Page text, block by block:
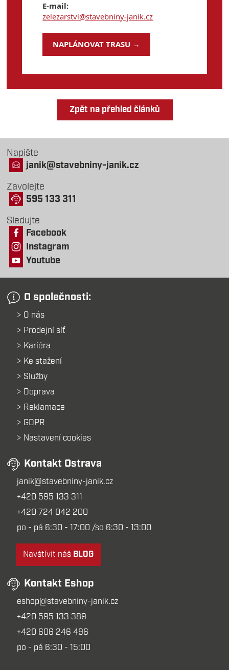
E-mail:
zelezarstvi@stavebniny-janik.cz
NAPLÁNOVAT TRASU →
Zpět na přehled článků
Napište
janik@stavebniny-janik.cz
Zavolejte
595 133 311
Sledujte
Facebook
Instagram
Youtube
O společnosti:
O nás
Prodejní síť
Kariéra
Ke stažení
Služby
Doprava
Reklamace
GDPR
Nastavení cookies
Kontakt Ostrava
janik@stavebniny-janik.cz
+420 595 133 311
+420 724 042 200
po - pá 6:30 - 17:00 /so 6:30 - 13:00
Navštívit náš BLOG
Kontakt Eshop
eshop@stavebniny-janik.cz
+420 595 133 389
+420 606 246 496
po - pá 6:30 - 15:00